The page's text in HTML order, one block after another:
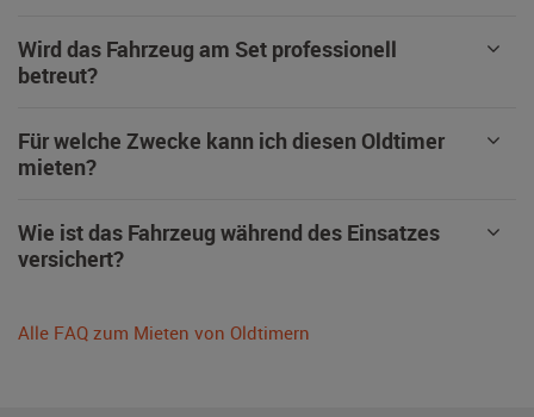
Wird das Fahrzeug am Set professionell
betreut?
Für welche Zwecke kann ich diesen Oldtimer
mieten?
Wie ist das Fahrzeug während des Einsatzes
versichert?
Alle FAQ zum Mieten von Oldtimern